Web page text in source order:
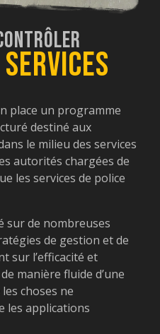
place un programme
destiné aux
le milieu des services
autorités chargées de
les services de police
sur de nombreuses
de gestion et de
sur l’efficacité et
manière fluide d’une
choses ne
les applications